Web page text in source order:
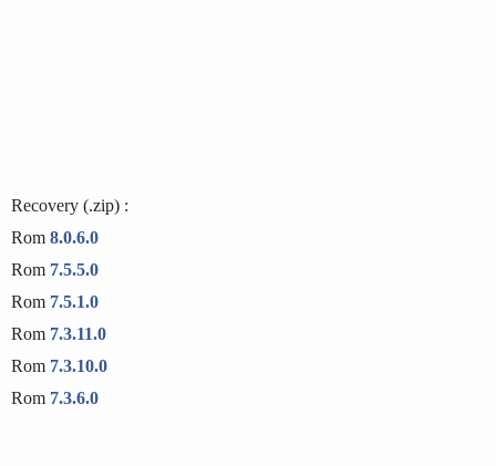
Recovery (.zip) :
Rom 8.0.6.0
Rom 7.5.5.0
Rom 7.5.1.0
Rom 7.3.11.0
Rom 7.3.10.0
Rom 7.3.6.0